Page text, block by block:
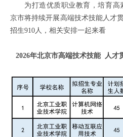
为打造优质职业教育，培育高
京市将持续开展高端技术技能人才
招生910人，相关安排一起来看
2026年北京市高端技术技能 人才